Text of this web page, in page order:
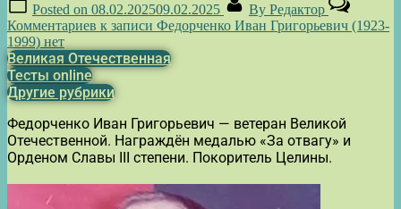
Posted on 08.02.202509.02.2025 By Редактор
Комментариев к записи Федорченко Иван Григорьевич (1923-
1999) нет
Великая Отечественная
Тесты online
Другие рубрики
Федорченко Иван Григорьевич — ветеран Великой
Отечественной. Награждён медалью «За отвагу» и
Орденом Славы III степени. Покоритель Целины.